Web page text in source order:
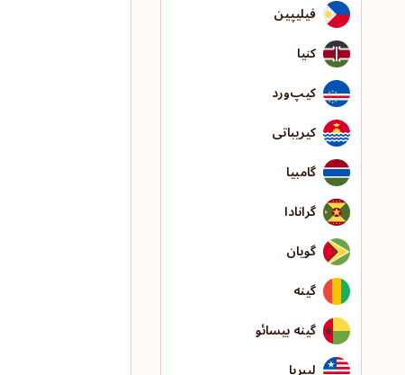
فیلیپین
کنیا
کیپ‌ورد
کیریباتی
گامبیا
گرانادا
گویان
گینه
گینه بیسائو